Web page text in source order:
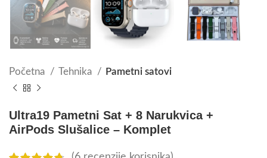
Početna Tehnika Pametni satovi
Ultra19 Pametni Sat + 8 Narukvica +
AirPods Slušalice – Komplet